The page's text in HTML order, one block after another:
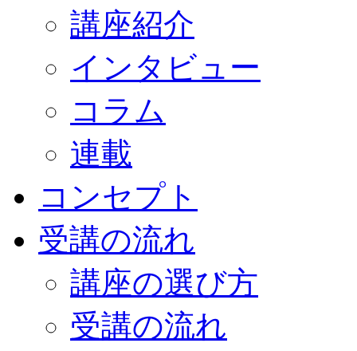
講座紹介
インタビュー
コラム
連載
コンセプト
受講の流れ
講座の選び方
受講の流れ